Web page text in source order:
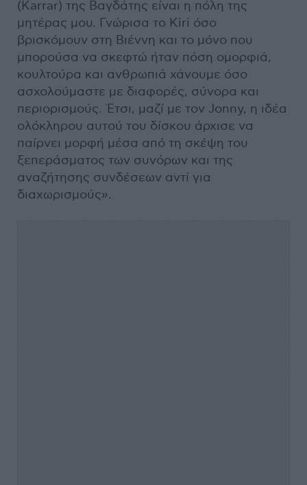
(Karrar) της Βαγδάτης είναι η πόλη της
μητέρας μου. Γνώρισα το Kiri όσο
βρισκόμουν στη Βιέννη και το μόνο που
μπορούσα να σκεφτώ ήταν πόση ομορφιά,
κουλτούρα και ανθρωπιά χάνουμε όσο
ασχολούμαστε με διαφορές, σύνορα και
περιορισμούς. Έτσι, μαζί με τον Jonny, η ιδέα
ολόκληρου αυτού του δίσκου άρχισε να
παίρνει μορφή μέσα από τη σκέψη του
ξεπεράσματος των συνόρων και της
αναζήτησης συνδέσεων αντί για
διαχωρισμούς».